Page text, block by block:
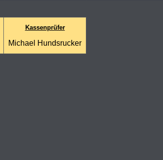
Kassenprüfer
Michael Hundsrucker